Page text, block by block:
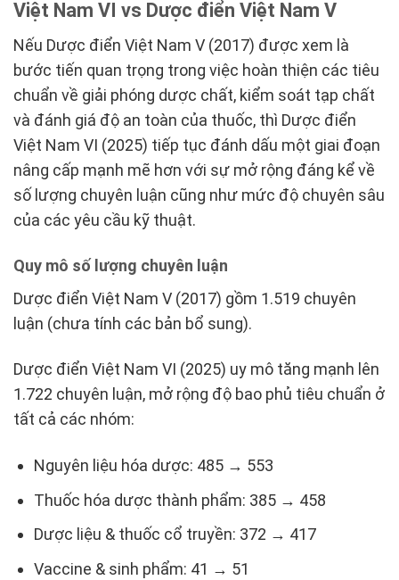
Việt Nam VI vs Dược điển Việt Nam V
Nếu Dược điển Việt Nam V (2017) được xem là
bước tiến quan trọng trong việc hoàn thiện các tiêu
chuẩn về giải phóng dược chất, kiểm soát tạp chất
và đánh giá độ an toàn của thuốc, thì Dược điển
Việt Nam VI (2025) tiếp tục đánh dấu một giai đoạn
nâng cấp mạnh mẽ hơn với sự mở rộng đáng kể về
số lượng chuyên luận cũng như mức độ chuyên sâu
của các yêu cầu kỹ thuật.
Quy mô số lượng chuyên luận
Dược điển Việt Nam V (2017) gồm 1.519 chuyên
luận (chưa tính các bản bổ sung).
Dược điển Việt Nam VI (2025) uy mô tăng mạnh lên
1.722 chuyên luận, mở rộng độ bao phủ tiêu chuẩn ở
tất cả các nhóm:
Nguyên liệu hóa dược: 485 → 553
Thuốc hóa dược thành phẩm: 385 → 458
Dược liệu & thuốc cổ truyền: 372 → 417
Vaccine & sinh phẩm: 41 → 51